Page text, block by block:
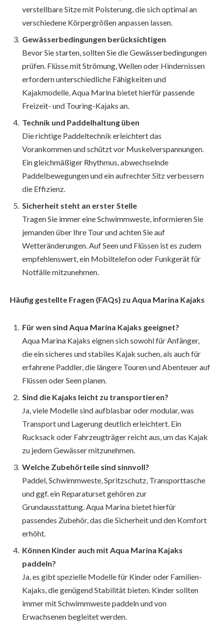
verstellbare Sitze mit Polsterung, die sich optimal an
verschiedene Körpergrößen anpassen lassen.
Gewässerbedingungen berücksichtigen
Bevor Sie starten, sollten Sie die Gewässerbedingungen
prüfen. Flüsse mit Strömung, Wellen oder Hindernissen
erfordern unterschiedliche Fähigkeiten und
Kajakmodelle. Aqua Marina bietet hierfür passende
Freizeit- und Touring-Kajaks an.
Technik und Paddelhaltung üben
Die richtige Paddeltechnik erleichtert das
Vorankommen und schützt vor Muskelverspannungen.
Ein gleichmäßiger Rhythmus, abwechselnde
Paddelbewegungen und ein aufrechter Sitz verbessern
die Effizienz.
Sicherheit steht an erster Stelle
Tragen Sie immer eine Schwimmweste, informieren Sie
jemanden über Ihre Tour und achten Sie auf
Wetteränderungen. Auf Seen und Flüssen ist es zudem
empfehlenswert, ein Mobiltelefon oder Funkgerät für
Notfälle mitzunehmen.
Häufig gestellte Fragen (FAQs) zu Aqua Marina Kajaks
Für wen sind Aqua Marina Kajaks geeignet?
Aqua Marina Kajaks eignen sich sowohl für Anfänger,
die ein sicheres und stabiles Kajak suchen, als auch für
erfahrene Paddler, die längere Touren und Abenteuer auf
Flüssen oder Seen planen.
Sind die Kajaks leicht zu transportieren?
Ja, viele Modelle sind aufblasbar oder modular, was
Transport und Lagerung deutlich erleichtert. Ein
Rucksack oder Fahrzeugträger reicht aus, um das Kajak
zu jedem Gewässer mitzunehmen.
Welche Zubehörteile sind sinnvoll?
Paddel, Schwimmweste, Spritzschutz, Transporttasche
und ggf. ein Reparaturset gehören zur
Grundausstattung. Aqua Marina bietet hierfür
passendes Zubehör, das die Sicherheit und den Komfort
erhöht.
Können Kinder auch mit Aqua Marina Kajaks
paddeln?
Ja, es gibt spezielle Modelle für Kinder oder Familien-
Kajaks, die genügend Stabilität bieten. Kinder sollten
immer mit Schwimmweste paddeln und von
Erwachsenen begleitet werden.